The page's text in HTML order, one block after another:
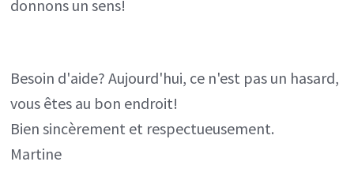
donnons un sens!
Besoin d'aide? Aujourd'hui, ce n'est pas un hasard,
vous êtes au bon endroit!
Bien sincèrement et respectueusement.
Martine